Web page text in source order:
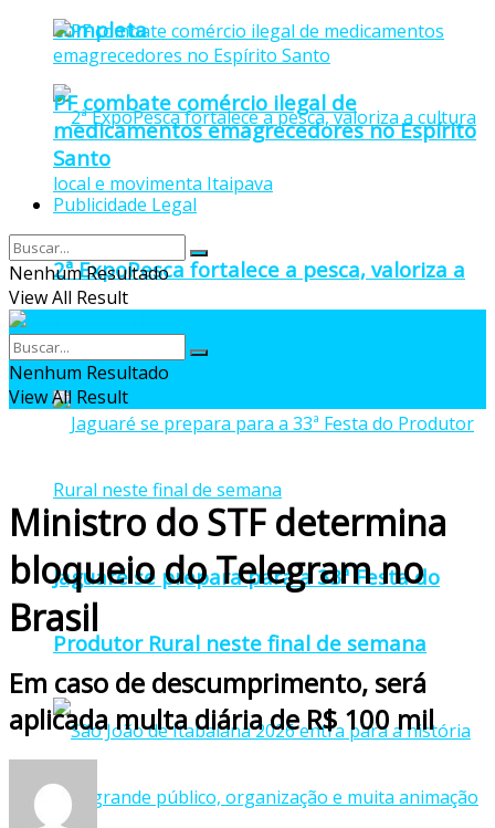
completa
2ª ExpoPesca fortalece a pesca, valoriza a
cultura local e movimenta Itaipava
Jaguaré se prepara para a 33ª Festa do
Produtor Rural neste final de semana
PF combate comércio ilegal de
medicamentos emagrecedores no Espírito
Santo
Publicidade Legal
Nenhum Resultado
View All Result
Nenhum Resultado
View All Result
Ministro do STF determina
bloqueio do Telegram no
Brasil
Em caso de descumprimento, será
aplicada multa diária de R$ 100 mil